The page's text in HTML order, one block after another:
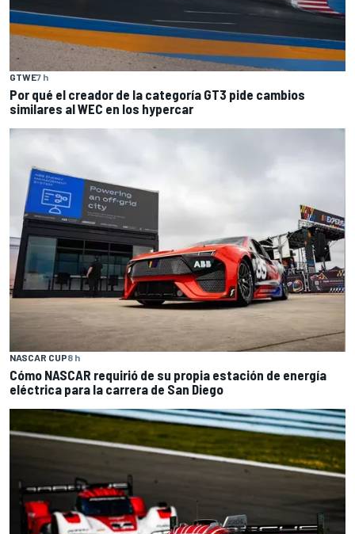
GTWE7 h
Por qué el creador de la categoría GT3 pide cambios
similares al WEC en los hypercar
NASCAR CUP8 h
Cómo NASCAR requirió de su propia estación de energía
eléctrica para la carrera de San Diego